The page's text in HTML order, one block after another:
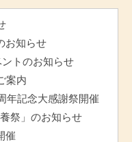
お知らせ
トのお知らせ
案内
年記念大感謝祭開催
祭」のお知らせ
催